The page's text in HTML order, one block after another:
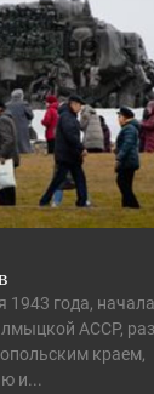
1943 года,
АССР,
краем,
и...